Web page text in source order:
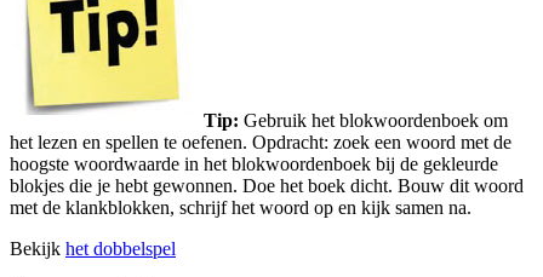
Tip: Gebruik het blokwoordenboek om
het lezen en spellen te oefenen. Opdracht: zoek een woord met de
hoogste woordwaarde in het blokwoordenboek bij de gekleurde
blokjes die je hebt gewonnen. Doe het boek dicht. Bouw dit woord
met de klankblokken, schrijf het woord op en kijk samen na.
Bekijk het dobbelspel